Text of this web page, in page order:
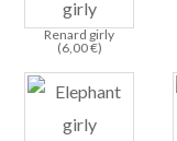
Renard girly
(6,00€)